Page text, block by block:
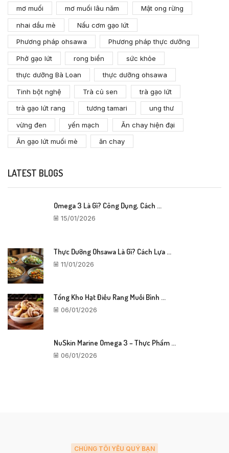
mơ muối mơ muối lâu năm Mật ong rừng
nhai dầu mè Nấu cơm gạo lứt
Phương pháp ohsawa Phương pháp thực dưỡng
Phở gạo lứt rong biển sức khỏe
thực dưỡng Bà Loan thực dưỡng ohsawa
Tinh bột nghệ Trà củ sen trà gạo lứt
trà gạo lứt rang tương tamari ung thư
vừng đen yến mạch Ăn chay hiện đại
Ăn gạo lứt muối mè ăn chay
LATEST BLOGS
Omega 3 Là Gì? Công Dụng, Cách ...
15/01/2026
Thực Dưỡng Ohsawa Là Gì? Cách Lựa ...
11/01/2026
Tổng Kho Hạt Điều Rang Muối Bình ...
06/01/2026
NuSkin Marine Omega 3 – Thực Phẩm ...
06/01/2026
CHÚNG TÔI YÊU QUÝ BẠN